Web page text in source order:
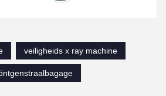
veiligheids x ray machine